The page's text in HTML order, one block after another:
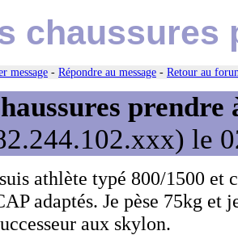
chaussures
message - Répondre au message - Retour au
le
athlète typé 800/1500 et
adaptés. Je pèse 75kg et
aux skylon.